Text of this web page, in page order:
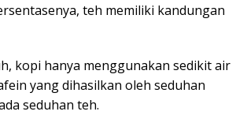
teh memiliki kandungan
kopi hanya menggunakan sedikit air
yang dihasilkan oleh seduhan
seduhan teh.